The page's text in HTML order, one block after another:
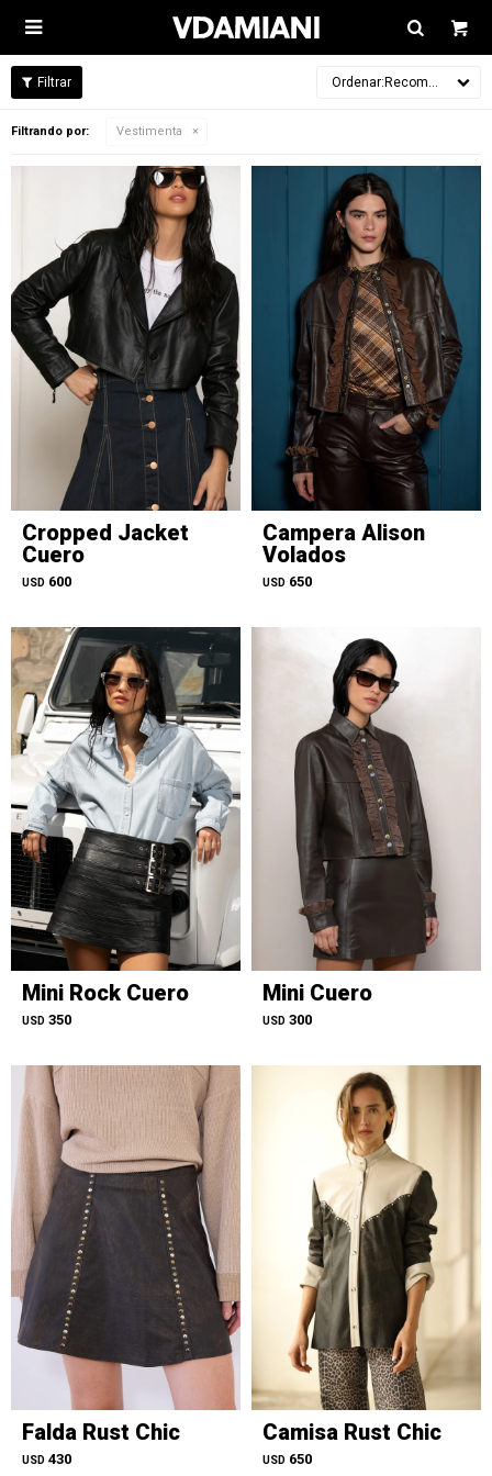

Recomendados
Filtrando por: Vestimenta
Cropped Jacket
Cuero
USD 600
Campera Alison
Volados
USD 650
Mini Rock Cuero
USD 350
Mini Cuero
USD 300
Falda Rust Chic
USD 430
Camisa Rust Chic
USD 650